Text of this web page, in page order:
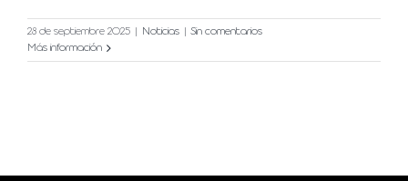
28 de septiembre 2025 Noticias
Sin comentarios
Más información